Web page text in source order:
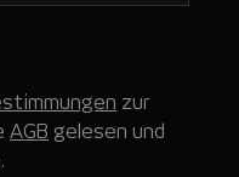
zur
AGB gelesen und